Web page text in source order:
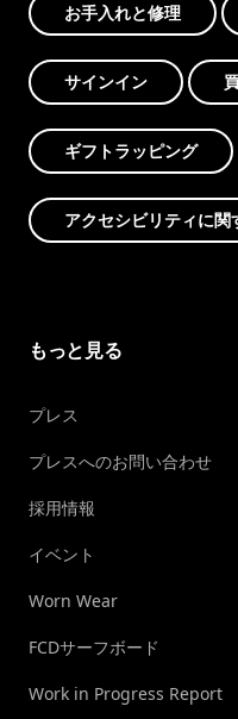
お手入れと修理
サインイン
ギフトラッピング
アクセシビリティに関
もっと見る
プレス
プレスへのお問い合わせ
採用情報
イベント
Worn Wear
FCDサーフボード
Work in Progress Report